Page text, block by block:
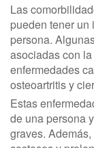
Las
pueden tener
persona.
asociadas con
enfermedades
osteoartritis y
Estas
de una persona
graves.